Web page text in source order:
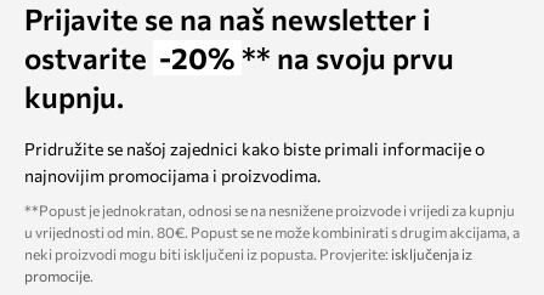
Prijavite se na naš newsletter i
ostvarite -20% ** na svoju prvu
kupnju.
Pridružite se našoj zajednici kako biste primali informacije o
najnovijim promocijama i proizvodima.
**Popust je jednokratan, odnosi se na nesnižene proizvode i vrijedi za kupnju
u vrijednosti od min. 80€. Popust se ne može kombinirati s drugim akcijama, a
neki proizvodi mogu biti isključeni iz popusta. Provjerite: isključenja iz
promocije.